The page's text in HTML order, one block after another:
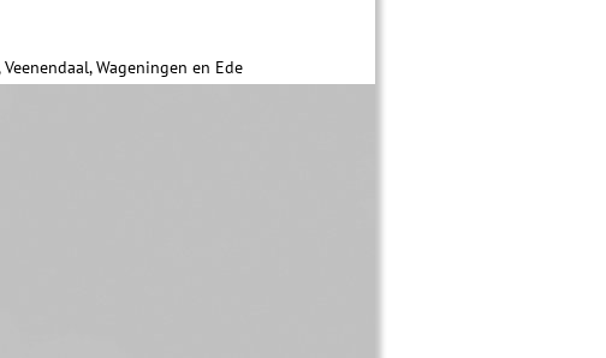
Wageningen en Ede